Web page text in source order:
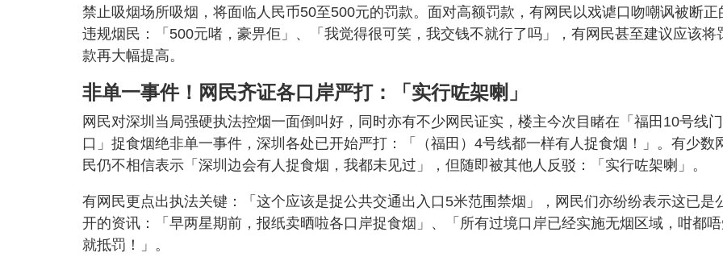
禁止吸烟场所吸烟，将面临人民币50至500元的罚款。面对高额罚款，有网民以戏谑口吻嘲讽被断正
违规烟民：「500元啫，豪畀佢」、「我觉得很可笑，我交钱不就行了吗」，有网民甚至建议应该将
款再大幅提高。
非单一事件！网民齐证各口岸严打：「实行咗架喇」
网民对深圳当局强硬执法控烟一面倒叫好，同时亦有不少网民证实，楼主今次目睹在「福田10号线门
口」捉食烟绝非单一事件，深圳各处已开始严打：「（福田）4号线都一样有人捉食烟！」。有少数
民仍不相信表示「深圳边会有人捉食烟，我都未见过」，但随即被其他人反驳：「实行咗架喇」。
有网民更点出执法关键：「这个应该是捉公共交通出入口5米范围禁烟」，网民们亦纷纷表示这已是
开的资讯：「早两星期前，报纸卖晒啦各口岸捉食烟」、「所有过境口岸已经实施无烟区域，咁都
就抵罚！」。